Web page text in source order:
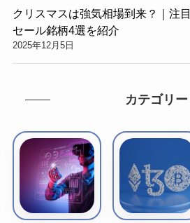
クリスマスは強気相場到来？｜注
セール銘柄4選を紹介
2025年12月5日
カテゴリー